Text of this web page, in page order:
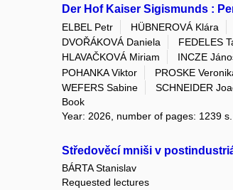
Der Hof Kaiser Sigismunds :
ELBEL Petr HÜBNEROVÁ Klára
DVOŘÁKOVÁ Daniela
FEDELES
HLAVAČKOVÁ Miriam
INCZE
POHANKA Viktor
PROSKE
WEFERS Sabine
SCHNEIDER
Book
Year: 2026, number of pages: 1239 s.
Středověcí mniši v
BÁRTA Stanislav
Requested lectures